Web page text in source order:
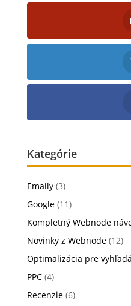
Kategórie
Emaily(3)
Google(11)
Kompletný Webnode
Novinky z Webnode(12)
Optimalizácia pre
PPC(4)
Recenzie(6)